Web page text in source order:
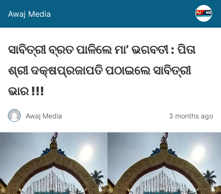
Awaj Media
ସାବିତ୍ରୀ ବ୍ରତ ପାଳିଲେ ମା’ ଭଗବତୀ : ପିତା
ଶ୍ରୀ ଦକ୍ଷପ୍ରଜାପତି ପଠାଇଲେ ସାବିତ୍ରୀ
ଭାର !!!
Awaj Media 3 months ago